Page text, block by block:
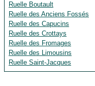
Ruelle Boutault
Ruelle des Anciens Fossés
Ruelle des Capucins
Ruelle des Crottays
Ruelle des Fromages
Ruelle des Limousins
Ruelle Saint-Jacques